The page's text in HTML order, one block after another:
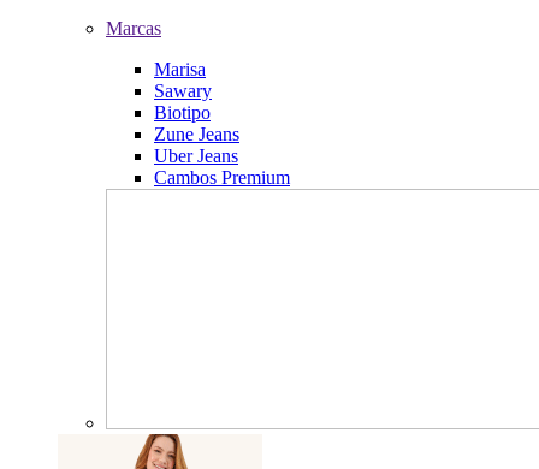
Marcas
Marisa
Sawary
Biotipo
Zune Jeans
Uber Jeans
Cambos Premium